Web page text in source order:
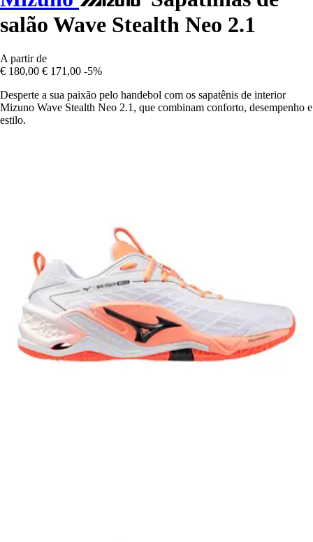
salão Wave Stealth Neo 2.1
A partir de
€ 180,00 € 171,00 -5%
Desperte a sua paixão pelo handebol com os sapatênis de interior
Mizuno Wave Stealth Neo 2.1, que combinam conforto, desempenho e
estilo.